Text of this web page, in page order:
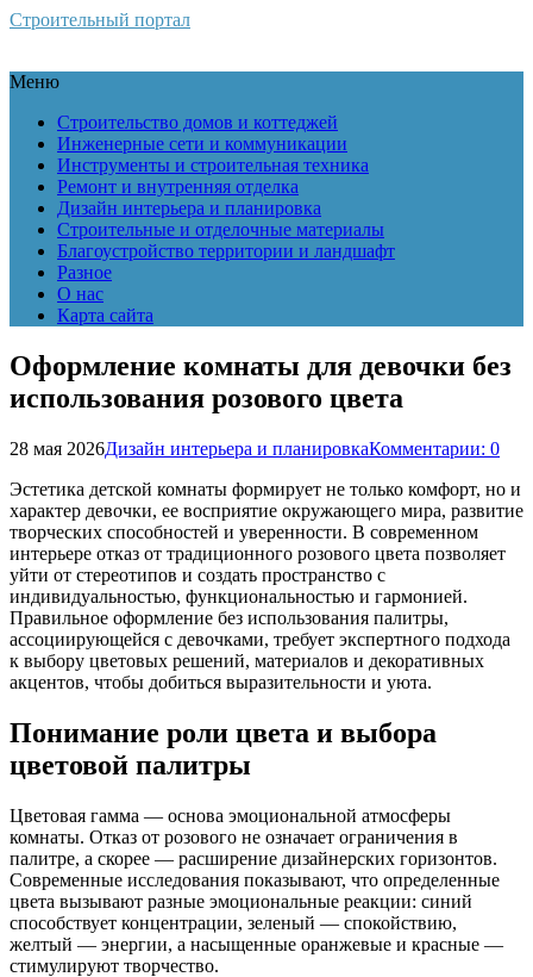
Строительный портал
Меню
Строительство домов и коттеджей
Инженерные сети и коммуникации
Инструменты и строительная техника
Ремонт и внутренняя отделка
Дизайн интерьера и планировка
Строительные и отделочные материалы
Благоустройство территории и ландшафт
Разное
О нас
Карта сайта
Оформление комнаты для девочки без
использования розового цвета
28 мая 2026Дизайн интерьера и планировкаКомментарии: 0
Эстетика детской комнаты формирует не только комфорт, но и
характер девочки, ее восприятие окружающего мира, развитие
творческих способностей и уверенности. В современном
интерьере отказ от традиционного розового цвета позволяет
уйти от стереотипов и создать пространство с
индивидуальностью, функциональностью и гармонией.
Правильное оформление без использования палитры,
ассоциирующейся с девочками, требует экспертного подхода
к выбору цветовых решений, материалов и декоративных
акцентов, чтобы добиться выразительности и уюта.
Понимание роли цвета и выбора
цветовой палитры
Цветовая гамма — основа эмоциональной атмосферы
комнаты. Отказ от розового не означает ограничения в
палитре, а скорее — расширение дизайнерских горизонтов.
Современные исследования показывают, что определенные
цвета вызывают разные эмоциональные реакции: синий
способствует концентрации, зеленый — спокойствию,
желтый — энергии, а насыщенные оранжевые и красные —
стимулируют творчество.